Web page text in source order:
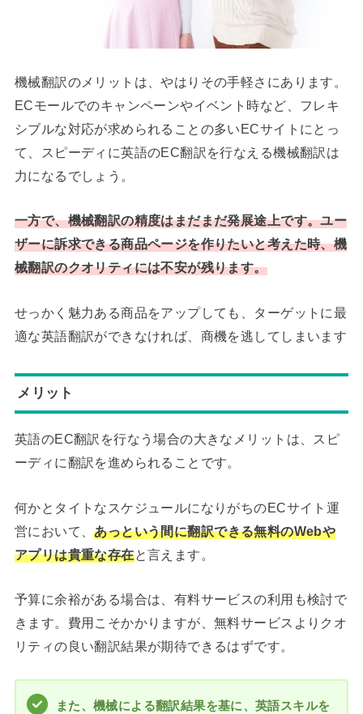
機械翻訳のメリットは、やはりその手軽さにあります。
ECモールでのキャンペーンやイベント時など、フレキ
シブルな対応が求められることの多いECサイトにとっ
て、スピーディに英語のEC翻訳を行なえる機械翻訳は
力になるでしょう。
一方で、機械翻訳の精度はまだまだ発展途上です。ユー
ザーに訴求できる商品ページを作りたいと考えた時、機
械翻訳のクオリティには不安が残ります。
せっかく魅力ある商品をアップしても、ターゲットに最
適な英語翻訳ができなければ、商機を逃してしまいます
メリット
英語のEC翻訳を行なう場合の大きなメリットは、スピ
ーディに翻訳を進められることです。
何かとタイトなスケジュールになりがちのECサイト運
営において、あっという間に翻訳できる無料のWebや
アプリは貴重な存在と言えます。
予算に余裕がある場合は、有料サービスの利用も検討で
きます。費用こそかかりますが、無料サービスよりクオ
リティの良い翻訳結果が期待できるはずです。
また、機械による翻訳結果を基に、英語スキルを